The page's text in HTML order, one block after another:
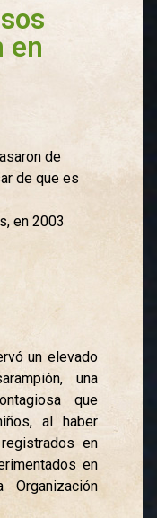
en
de
de que es
en 2003
un elevado
una
que
al haber
en
en